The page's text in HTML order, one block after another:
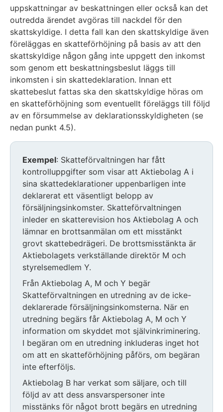
uppskattningar av beskattningen eller också kan det
outredda ärendet avgöras till nackdel för den
skattskyldige. I detta fall kan den skattskyldige även
föreläggas en skatteförhöjning på basis av att den
skattskyldige någon gång inte uppgett den inkomst
som genom ett beskattningsbeslut läggs till
inkomsten i sin skattedeklaration. Innan ett
skattebeslut fattas ska den skattskyldige höras om
en skatteförhöjning som eventuellt föreläggs till följd
av en försummelse av deklarationsskyldigheten (se
nedan punkt 4.5).
Exempel: Skatteförvaltningen har fått
kontrolluppgifter som visar att Aktiebolag A i
sina skattedeklarationer uppenbarligen inte
deklarerat ett väsentligt belopp av
försäljningsinkomster. Skatteförvaltningen
inleder en skatterevision hos Aktiebolag A och
lämnar en brottsanmälan om ett misstänkt
grovt skattebedrägeri. De brottsmisstänkta är
Aktiebolagets verkställande direktör M och
styrelsemedlem Y.
Från Aktiebolag A, M och Y begär
Skatteförvaltningen en utredning av de icke-
deklarerade försäljningsinkomsterna. När en
utredning begärs får Aktiebolag A, M och Y
information om skyddet mot självinkriminering.
I begäran om en utredning inkluderas inget hot
om att en skatteförhöjning påförs, om begäran
inte efterföljs.
Aktiebolag B har verkat som säljare, och till
följd av att dess ansvarspersoner inte
misstänks för något brott begärs en utredning